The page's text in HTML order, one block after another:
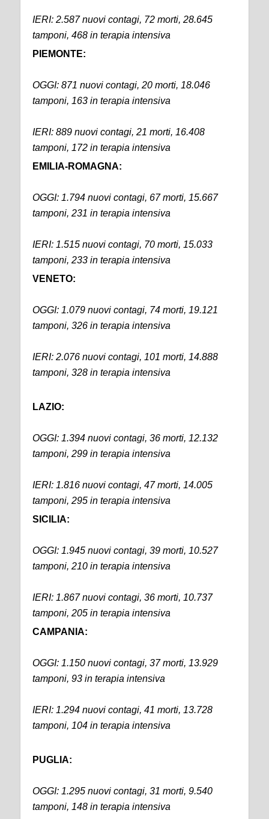
IERI: 2.587 nuovi contagi, 72 morti, 28.645
tamponi, 468 in terapia intensiva
PIEMONTE:
OGGI: 871 nuovi contagi, 20 morti, 18.046
tamponi, 163 in terapia intensiva
IERI: 889 nuovi contagi, 21 morti, 16.408
tamponi, 172 in terapia intensiva
EMILIA-ROMAGNA:
OGGI: 1.794 nuovi contagi, 67 morti, 15.667
tamponi, 231 in terapia intensiva
IERI: 1.515 nuovi contagi, 70 morti, 15.033
tamponi, 233 in terapia intensiva
VENETO:
OGGI: 1.079 nuovi contagi, 74 morti, 19.121
tamponi, 326 in terapia intensiva
IERI: 2.076 nuovi contagi, 101 morti, 14.888
tamponi, 328 in terapia intensiva
LAZIO:
OGGI: 1.394 nuovi contagi, 36 morti, 12.132
tamponi, 299 in terapia intensiva
IERI: 1.816 nuovi contagi, 47 morti, 14.005
tamponi, 295 in terapia intensiva
SICILIA:
OGGI: 1.945 nuovi contagi, 39 morti, 10.527
tamponi, 210 in terapia intensiva
IERI: 1.867 nuovi contagi, 36 morti, 10.737
tamponi, 205 in terapia intensiva
CAMPANIA:
OGGI: 1.150 nuovi contagi, 37 morti, 13.929
tamponi, 93 in terapia intensiva
IERI: 1.294 nuovi contagi, 41 morti, 13.728
tamponi, 104 in terapia intensiva
PUGLIA:
OGGI: 1.295 nuovi contagi, 31 morti, 9.540
tamponi, 148 in terapia intensiva